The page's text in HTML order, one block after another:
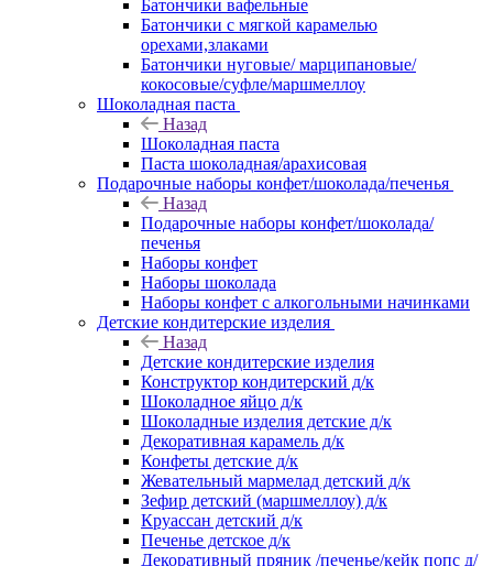
Батончики вафельные
Батончики с мягкой карамелью
орехами,злаками
Батончики нуговые/ марципановые/
кокосовые/суфле/маршмеллоу
Шоколадная паста
Назад
Шоколадная паста
Паста шоколадная/арахисовая
Подарочные наборы конфет/шоколада/печенья
Назад
Подарочные наборы конфет/шоколада/
печенья
Наборы конфет
Наборы шоколада
Наборы конфет с алкогольными начинками
Детские кондитерские изделия
Назад
Детские кондитерские изделия
Конструктор кондитерский д/к
Шоколадное яйцо д/к
Шоколадные изделия детские д/к
Декоративная карамель д/к
Конфеты детские д/к
Жевательный мармелад детский д/к
Зефир детский (маршмеллоу) д/к
Круассан детский д/к
Печенье детское д/к
Декоративный пряник /печенье/кейк попс д/